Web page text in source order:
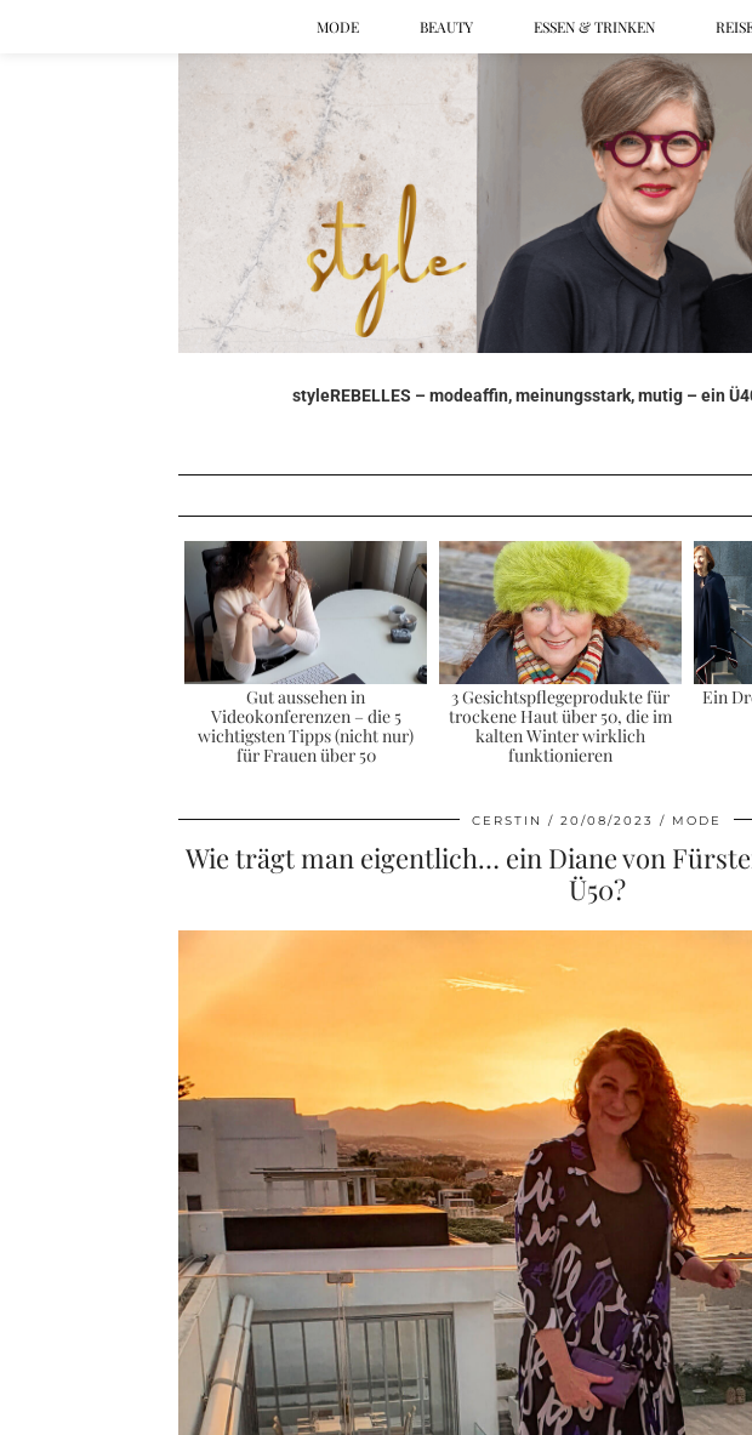
MODE BEAUTY ESSEN & TRINKEN
styleREBELLES – modeaffin, meinungsstark, mutig – ein
Gut aussehen in
Videokonferenzen – die 5
wichtigsten Tipps (nicht nur)
für Frauen über 50
3 Gesichtspflegeprodukte für
trockene Haut über 50, die im
kalten Winter wirklich
funktionieren
Ein
CERSTIN 20/08/2023 MODE
Wie trägt man eigentlich… ein Diane von
Ü50?